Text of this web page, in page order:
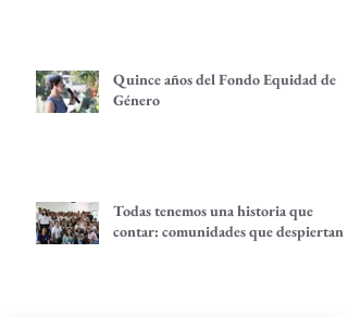
Quince años del Fondo Equidad de
Género
Todas tenemos una historia que
contar: comunidades que despiertan